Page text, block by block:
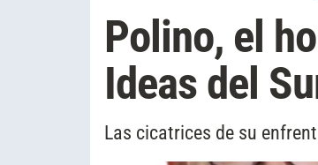
Polino, el
Ideas del
Las cicatrices de su